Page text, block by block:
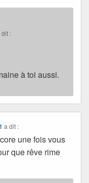
dit :
à toi aussi.
a dit :
une fois vous
que rêve rime